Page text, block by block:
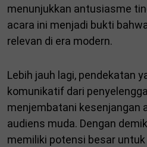
menunjukkan antusiasme
acara ini menjadi bukti
relevan di era modern.
Lebih jauh lagi, pendekatan
komunikatif dari
menjembatani kesenjangan
audiens muda. Dengan
memiliki potensi besar